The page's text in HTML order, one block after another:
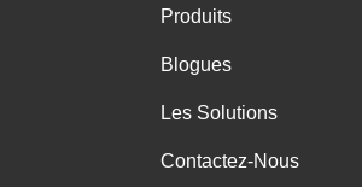
Produits
Blogues
Les Solutions
Contactez-Nous